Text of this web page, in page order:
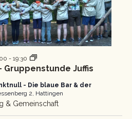
Gruppenstunde Juffis
- 19:30
Pfadfinder
Gruppenstunde
- Die blaue Bar & der
2, Hattingen
& Gemeinschaft